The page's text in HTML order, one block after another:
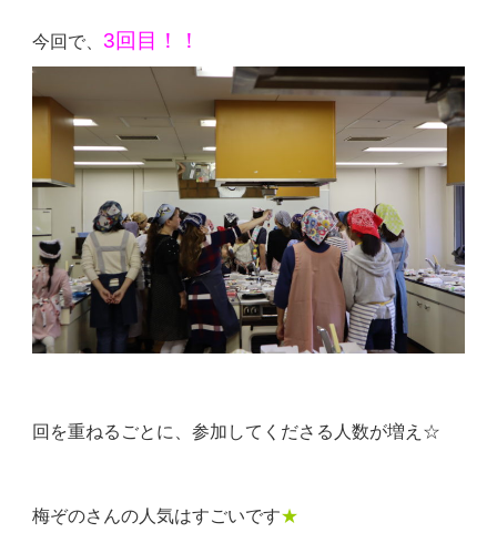
今回で、3回目！！
回を重ねるごとに、参加してくださる人数が増え☆
梅ぞのさんの人気はすごいです★